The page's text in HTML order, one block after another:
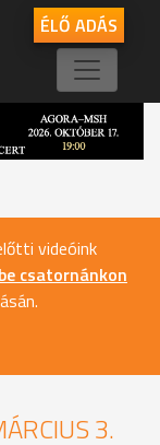
ÉLŐ ADÁS
videóink
csatornánkon
3.